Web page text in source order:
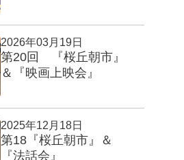
2026年03月19日
第20回 『桜丘朝市』
＆『映画上映会』
2025年12月18日
第18『桜丘朝市』＆
『法話会』